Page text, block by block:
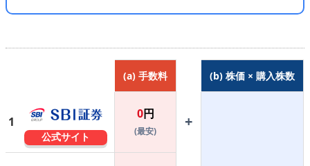
(a) 手数料 (b) 株価 × 購入株数
1
公式サイト
0円
(最安)
+